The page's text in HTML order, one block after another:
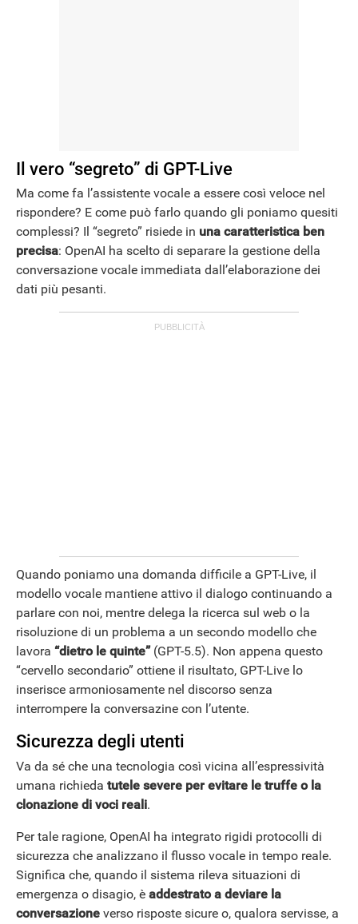
Il vero “segreto” di GPT-Live
Ma come fa l’assistente vocale a essere così veloce nel
rispondere? E come può farlo quando gli poniamo quesiti
complessi? Il “segreto” risiede in una caratteristica ben
precisa: OpenAI ha scelto di separare la gestione della
conversazione vocale immediata dall’elaborazione dei
dati più pesanti.
Quando poniamo una domanda difficile a GPT-Live, il
modello vocale mantiene attivo il dialogo continuando a
parlare con noi, mentre delega la ricerca sul web o la
risoluzione di un problema a un secondo modello che
lavora “dietro le quinte”(GPT-5.5). Non appena questo
“cervello secondario” ottiene il risultato, GPT-Live lo
inserisce armoniosamente nel discorso senza
interrompere la conversazine con l’utente.
Sicurezza degli utenti
Va da sé che una tecnologia così vicina all’espressività
umana richieda tutele severe per evitare le truffe o la
clonazione di voci reali.
Per tale ragione, OpenAI ha integrato rigidi protocolli di
sicurezza che analizzano il flusso vocale in tempo reale.
Significa che, quando il sistema rileva situazioni di
emergenza o disagio, è addestrato a deviare la
conversazione verso risposte sicure o, qualora servisse, a